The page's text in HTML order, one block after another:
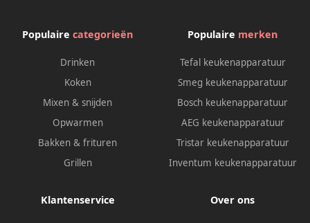
Populaire categorieën
Drinken
Koken
Mixen & snijden
Opwarmen
Bakken & frituren
Grillen
Populaire merken
Tefal keukenapparatuur
Smeg keukenapparatuur
Bosch keukenapparatuur
AEG keukenapparatuur
Tristar keukenapparatuur
Inventum keukenapparatuur
Klantenservice Over ons